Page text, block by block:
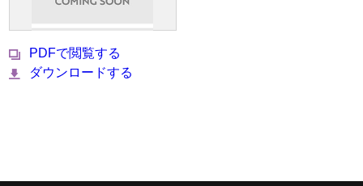
PDFで閲覧する
ダウンロードする